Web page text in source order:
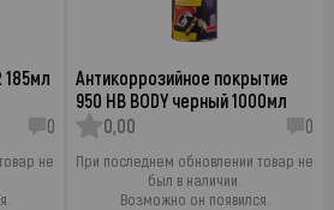
185мл
0
не
Антикоррозийное покрытие
950 HB BODY черный 1000мл
0,00
0
При последнем обновлении товар не
был в наличии.
Возможно он появился.